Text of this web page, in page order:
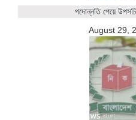
পদোন্নতি পেয়ে
August 29,